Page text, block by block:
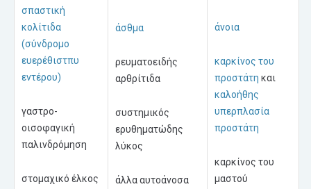
σπαστική
κολίτιδα
(σύνδρομο
ευερέθιστπυ
εντέρου)
γαστρο-
οισοφαγική
παλινδρόμηση
στομαχικό έλκος
άσθμα
ρευματοειδής
αρθρίτιδα
συστημικός
ερυθηματώδης
λύκος
άλλα αυτοάνοσα
άνοια
καρκίνος του
προστάτη και
καλοήθης
υπερπλασία
προστάτη
καρκίνος του
μαστού